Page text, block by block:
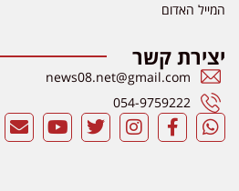
המייל האדום
יצירת קשר
news08.net@gmail.com
054-9759222